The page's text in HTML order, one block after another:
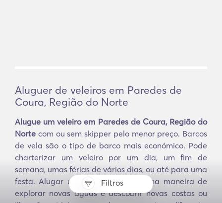
Filtros
Aluguer de veleiros em Paredes de
Coura, Região do Norte
Alugue um veleiro em Paredes de Coura, Região do
Norte com ou sem skipper pelo menor preço. Barcos
de vela são o tipo de barco mais económico. Pode
charterizar um veleiro por um dia, um fim de
semana, umas férias de vários dias, ou até para uma
festa. Alugar um veleiro é uma ótima maneira de
explorar novas águas e descobrir novas costas ou